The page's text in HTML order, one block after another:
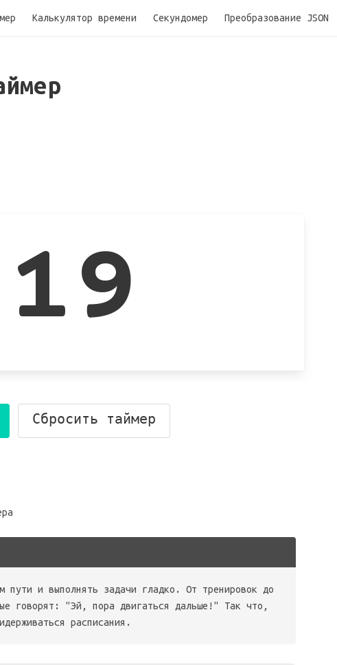
Калькулятор времени Секундомер Преобразование JSON
Сбросить таймер
пути и выполнять задачи гладко. От тренировок до
говорят: "Эй, пора двигаться дальше!" Так что,
расписания.